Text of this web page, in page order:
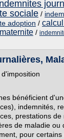
sociale /
adoption /
/
bénéficient
indemnités,
prestations de
de maladie
pour